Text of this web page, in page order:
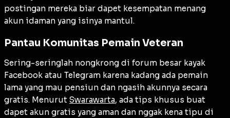
postingan mereka biar dapet kesempatan menang
akun idaman yang isinya mantul.
Pantau Komunitas Pemain Veteran
Sering-seringlah nongkrong di forum besar kayak
Facebook atau Telegram karena kadang ada pemain
lama yang mau pensiun dan ngasih akunnya secara
gratis. Menurut Swarawarta, ada tips khusus buat
dapet akun gratis yang aman dan nggak kena tipu di